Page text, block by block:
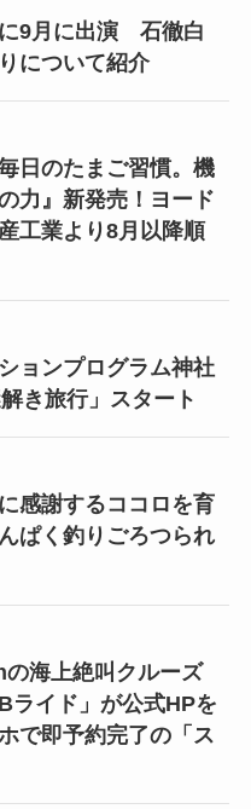
9月に出演 石徹白
について紹介
日のたまご習慣。機
力』新発売！ヨード
工業より8月以降順
ョンプログラム神社
き旅行」スタート
感謝するココロを育
ぱく釣りごろつられ
海上絶叫クルーズ
ライド」が公式HPを
で即予約完了の「ス